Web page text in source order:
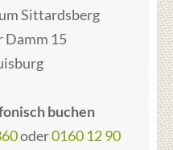
Sittardsberg
Damm 15
buchen
oder0160 12 90